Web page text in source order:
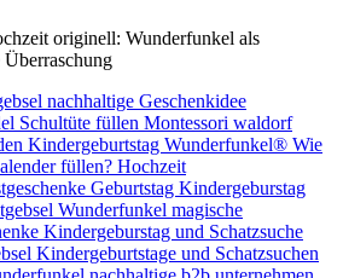
originell: Wunderfunkel als